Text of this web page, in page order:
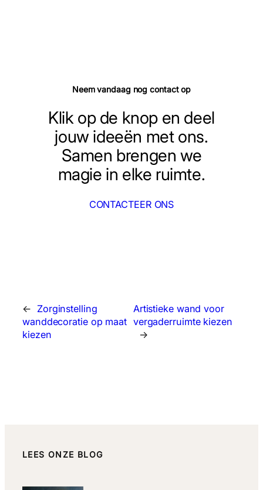
Neem vandaag nog contact op
Klik op de knop en deel
jouw ideeën met ons.
Samen brengen we
magie in elke ruimte.
CONTACTEER ONS
← Zorginstelling
wanddecoratie op maat
kiezen
Artistieke wand voor
vergaderruimte kiezen
→
LEES ONZE BLOG